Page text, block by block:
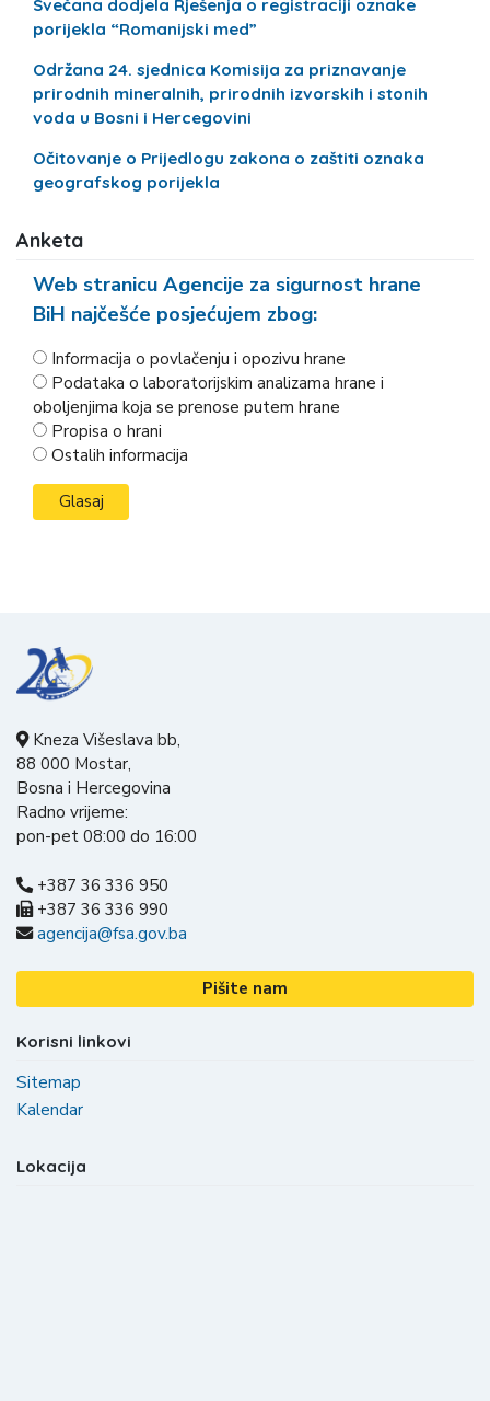
Svečana dodjela Rješenja o registraciji oznake
porijekla “Romanijski med”
Održana 24. sjednica Komisija za priznavanje
prirodnih mineralnih, prirodnih izvorskih i stonih
voda u Bosni i Hercegovini
Očitovanje o Prijedlogu zakona o zaštiti oznaka
geografskog porijekla
Anketa
Web stranicu Agencije za sigurnost hrane
BiH najčešće posjećujem zbog:
Informacija o povlačenju i opozivu hrane
Podataka o laboratorijskim analizama hrane i
oboljenjima koja se prenose putem hrane
Propisa o hrani
Ostalih informacija
Kneza Višeslava bb,
88 000 Mostar,
Bosna i Hercegovina
Radno vrijeme:
pon-pet 08:00 do 16:00
+387 36 336 950
+387 36 336 990
agencija@fsa.gov.ba
Pišite nam
Korisni linkovi
Sitemap
Kalendar
Lokacija